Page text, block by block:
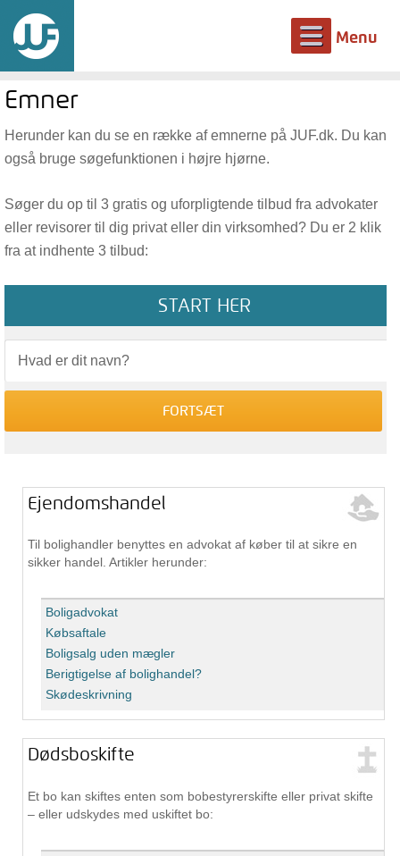
Menu
Emner
Herunder kan du se en række af emnerne på JUF.dk. Du kan
også bruge søgefunktionen i højre hjørne.
Søger du op til 3 gratis og uforpligtende tilbud fra advokater
eller revisorer til dig privat eller din virksomhed? Du er 2 klik
fra at indhente 3 tilbud:
START HER
Ejendomshandel
Til bolighandler benyttes en advokat af køber til at sikre en
sikker handel. Artikler herunder:
Boligadvokat
Købsaftale
Boligsalg uden mægler
Berigtigelse af bolighandel?
Skødeskrivning
Dødsboskifte
Et bo kan skiftes enten som bobestyrerskifte eller privat skifte
– eller udskydes med uskiftet bo: